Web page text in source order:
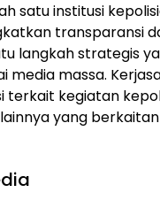
satu institusi
transparansi
langkah strategis
massa.
kegiatan
yang